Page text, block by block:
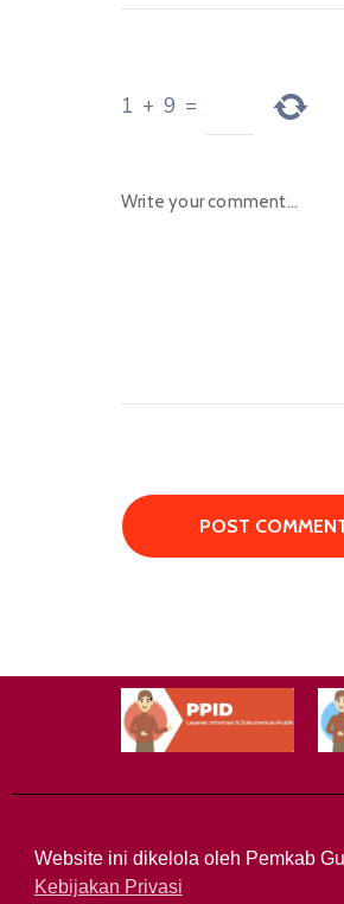
1 + 9 =
Website ini dikelola oleh Pemkab
Kebijakan Privasi